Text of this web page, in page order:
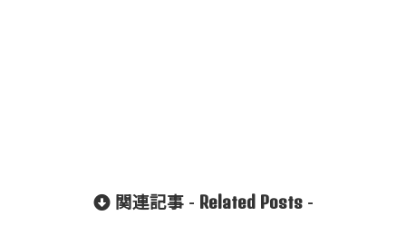
関連記事 - Related Posts-